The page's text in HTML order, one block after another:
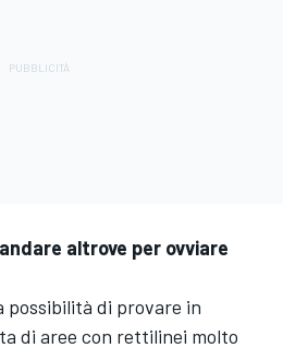
altrove per ovviare
possibilità di provare in
di aree con rettilinei molto